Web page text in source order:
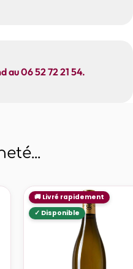
au 06 52 72 21 54.